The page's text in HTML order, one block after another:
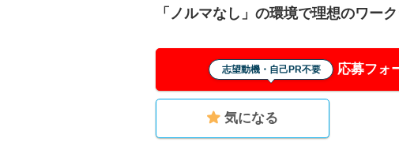
「ノルマなし」の環境で理想のワー
志望動機・自己PR不要 応募フォ
気になる